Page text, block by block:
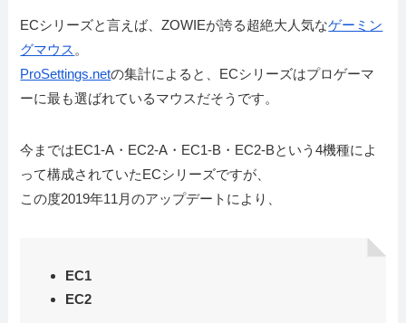
ECシリーズと言えば、ZOWIEが誇る超絶大人気なゲーミン
グマウス 。
ProSettings.netの集計によると、ECシリーズはプロゲーマ
ーに最も選ばれているマウスだそうです。
今まではEC1-A ・ EC2-A ・ EC1-B ・ EC2-Bという4機種によ
って構成されていたECシリーズですが、
この度2019年11月のアップデートにより、
EC1
EC2